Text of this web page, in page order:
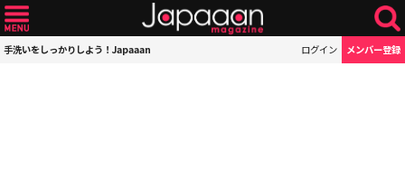
手洗いをしっかりしよう！Japaaan ログイン メンバー登録